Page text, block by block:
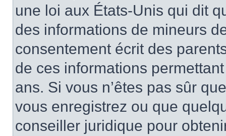
une loi aux États-Unis qui dit
des informations de mineurs
consentement écrit des
de ces informations
ans. Si vous n’êtes pas sûr
vous enregistrez ou que
conseiller juridique pour